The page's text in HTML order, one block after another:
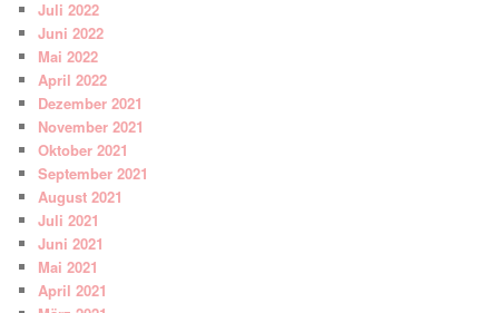
Juli 2022
Juni 2022
Mai 2022
April 2022
Dezember 2021
November 2021
Oktober 2021
September 2021
August 2021
Juli 2021
Juni 2021
Mai 2021
April 2021